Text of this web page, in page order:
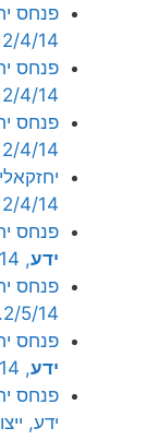
פנחס
4/14.
פנחס
4/14.
פנחס
4/14.
יחזקאלי
4/14.
פנחס יחזקאלי
ידע, 12/4/14.
פנחס יחזקאלי
2/5/14.
פנחס יחזקאלי
ידע, 12/4/14.
ידע, ייצור